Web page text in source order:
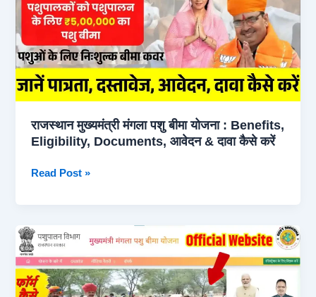
बीमा!
पशु
मृत्यु
पर
मिलेंगे
हजार
रुपए
राजस्थान मुख्यमंत्री मंगला पशु बीमा योजना : Benefits,
Eligibility, Documents, आवेदन & दावा कैसे करें
राजस्थान
बीमा
योजना
:
Benefits,
Read Post »